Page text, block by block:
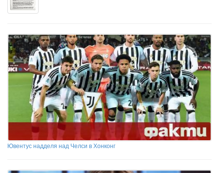
Ювентус надделя над Челси в Хонконг